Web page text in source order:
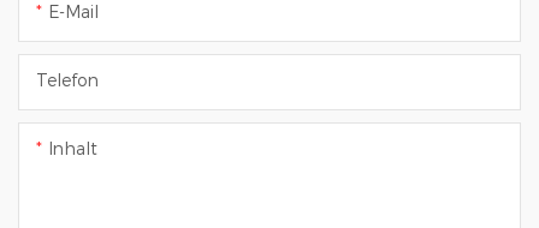
E-Mail
Telefon
Inhalt